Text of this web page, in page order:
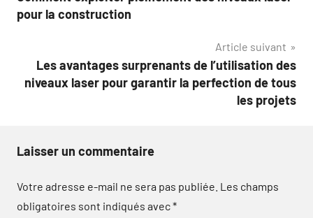
de
pour la construction
Article suivant
Les avantages surprenants de l’utilisation des
niveaux laser pour garantir la perfection de tous
les projets
Laisser un commentaire
Votre adresse e-mail ne sera pas publiée. Les champs
obligatoires sont indiqués avec*